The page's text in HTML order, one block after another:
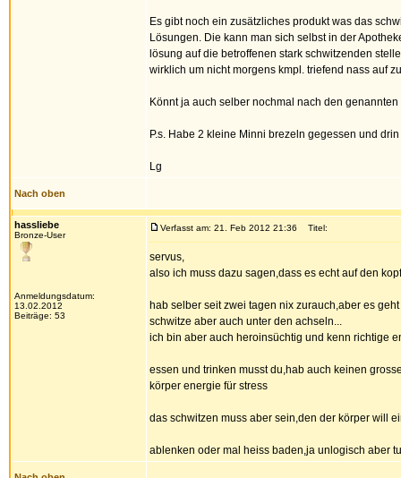
Es gibt noch ein zusätzliches produkt was das
Lösungen. Die kann man sich selbst in der
lösung auf die betroffenen stark schwitzenden
wirklich um nicht morgens kmpl. triefend nass auf
Könnt ja auch selber nochmal nach den
P.s. Habe 2 kleine Minni brezeln gegessen und
Lg
Nach oben
hassliebe
Bronze-User
Anmeldungsdatum:
13.02.2012
Beiträge: 53
Verfasst am: 21. Feb 2012 21:36 Titel:
servus,
also ich muss dazu sagen,dass es echt auf den
hab selber seit zwei tagen nix zurauch,aber es
schwitze aber auch unter den achseln...
ich bin aber auch heroinsüchtig und kenn richtige
essen und trinken musst du,hab auch keinen
körper energie für stress
das schwitzen muss aber sein,den der körper will
ablenken oder mal heiss baden,ja unlogisch aber